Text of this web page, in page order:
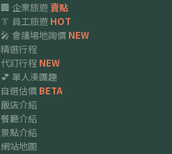
🏢 企業旅遊賣點
👔 員工旅遊 HOT
🎤 會議場地詢價 NEW
精選行程
代訂行程 NEW
💕 單人湊團趣
自選估價 BETA
飯店介紹
餐廳介紹
景點介紹
網站地圖